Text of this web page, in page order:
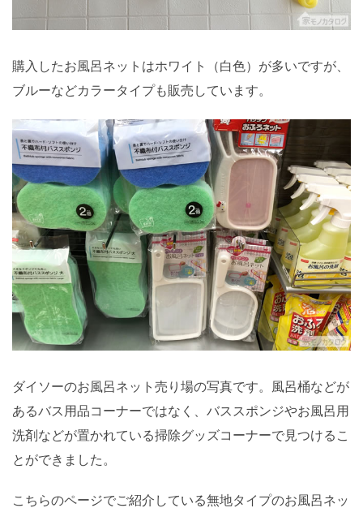
購入したお風呂ネットはホワイト（白色）が多いですが、
ブルーなどカラータイプも販売しています。
ダイソーのお風呂ネット売り場の写真です。風呂桶などが
あるバス用品コーナーではなく、バススポンジやお風呂用
洗剤などが置かれている掃除グッズコーナーで見つけるこ
とができました。
こちらのページでご紹介している無地タイプのお風呂ネッ